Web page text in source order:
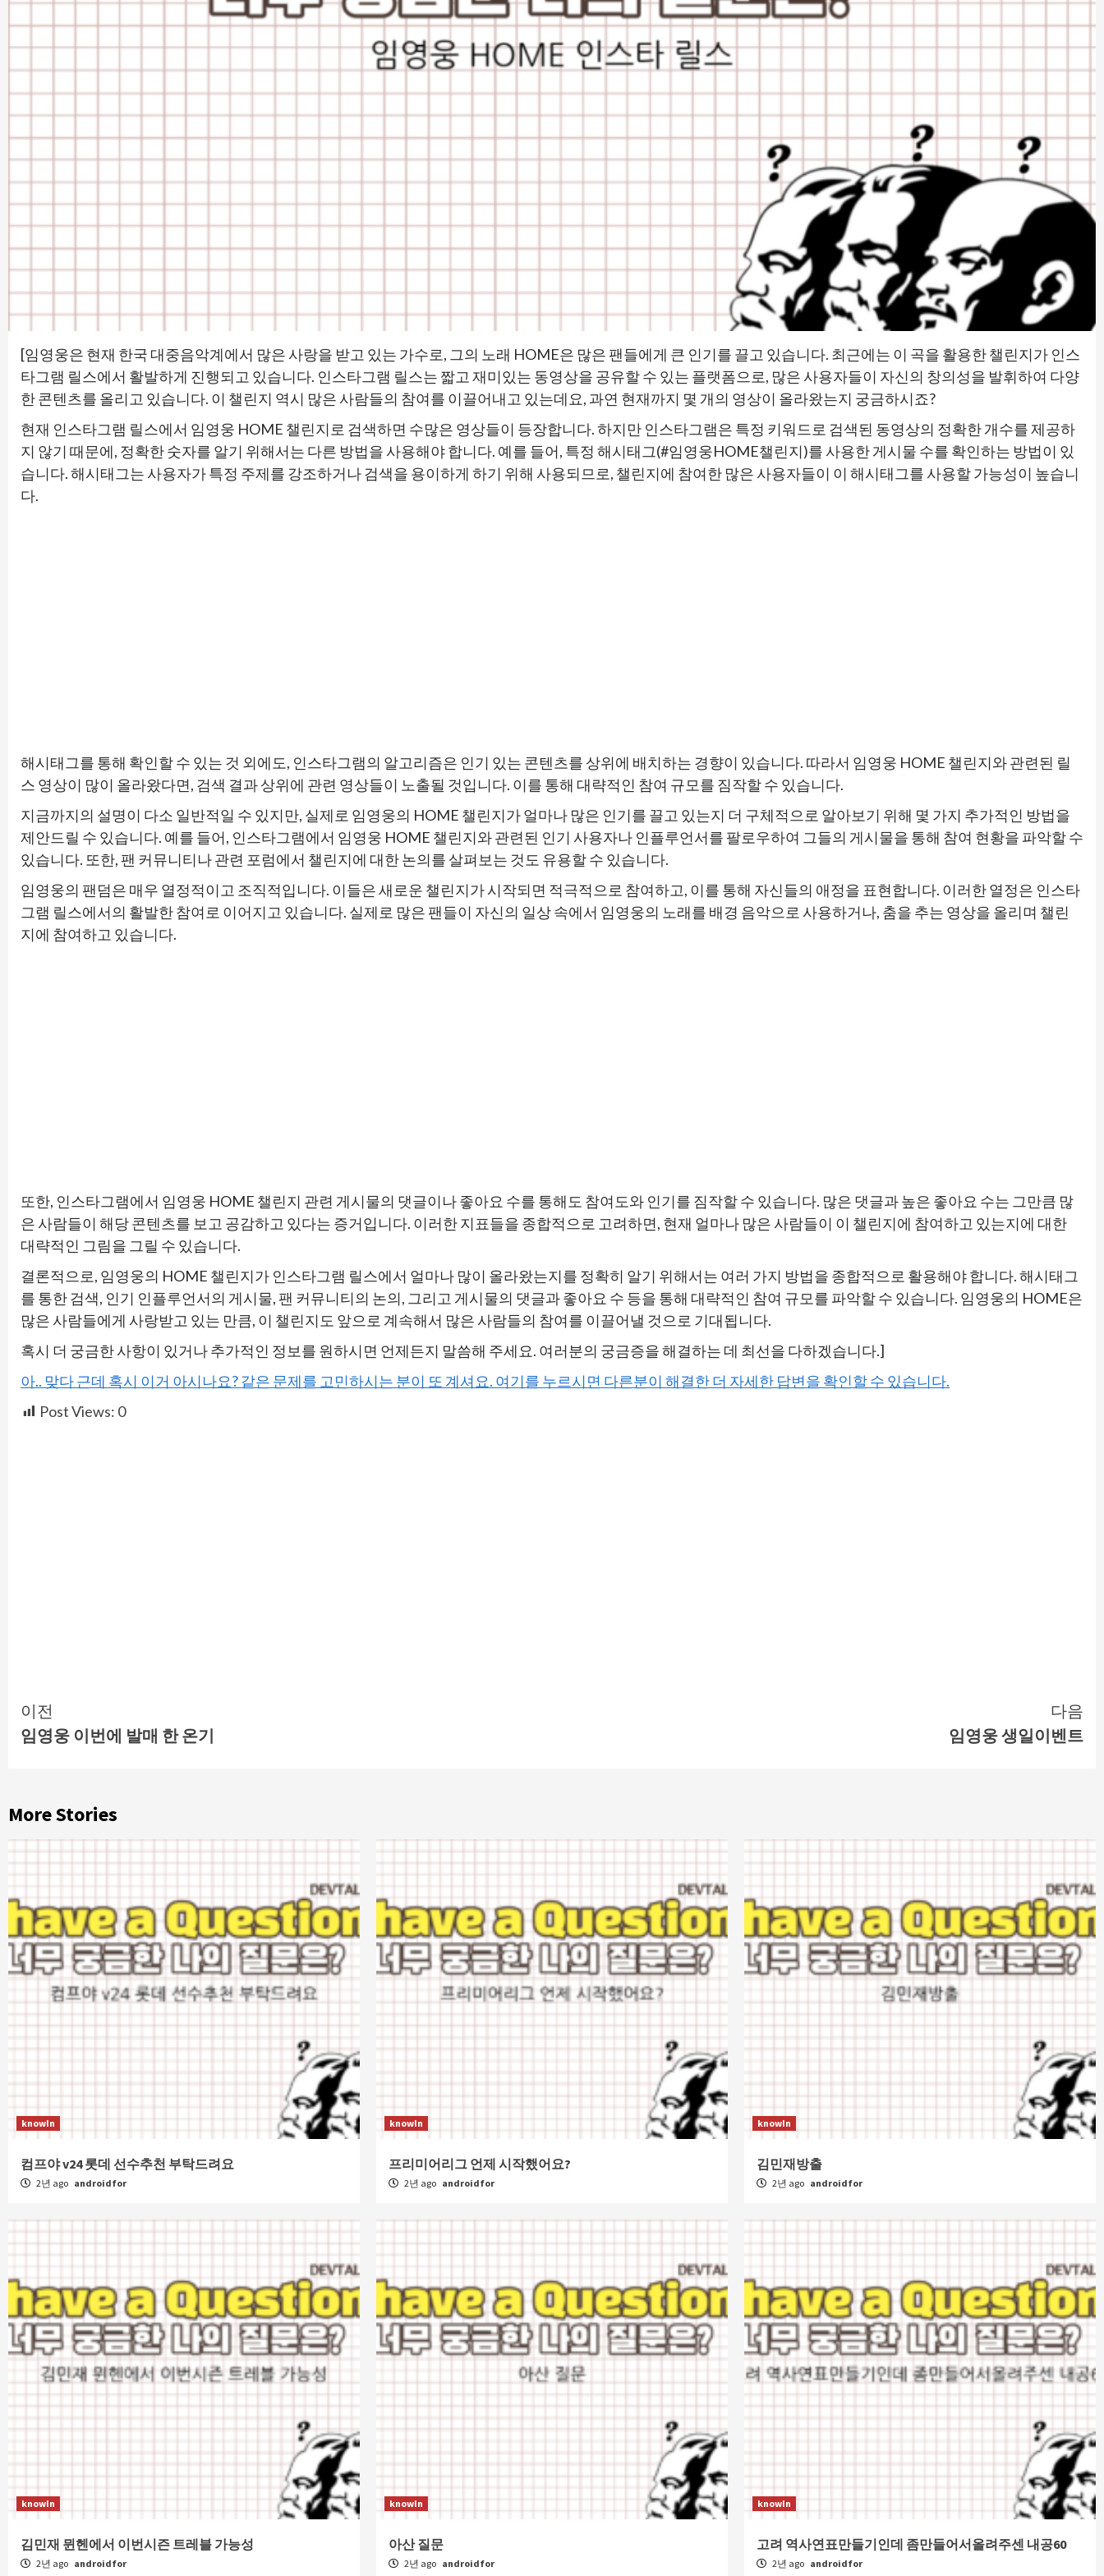
[임영웅은 현재 한국 대중음악계에서 많은 사랑을 받고 있는 가수로, 그의 노래 HOME은 많은 팬들에게 큰 인기를 끌고 있습니다. 최근에는 이 곡을 활용한 챌린지가 인스
타그램 릴스에서 활발하게 진행되고 있습니다. 인스타그램 릴스는 짧고 재미있는 동영상을 공유할 수 있는 플랫폼으로, 많은 사용자들이 자신의 창의성을 발휘하여 다양
한 콘텐츠를 올리고 있습니다. 이 챌린지 역시 많은 사람들의 참여를 이끌어내고 있는데요, 과연 현재까지 몇 개의 영상이 올라왔는지 궁금하시죠?
현재 인스타그램 릴스에서 임영웅 HOME 챌린지로 검색하면 수많은 영상들이 등장합니다. 하지만 인스타그램은 특정 키워드로 검색된 동영상의 정확한 개수를 제공하
지 않기 때문에, 정확한 숫자를 알기 위해서는 다른 방법을 사용해야 합니다. 예를 들어, 특정 해시태그(#임영웅HOME챌린지)를 사용한 게시물 수를 확인하는 방법이 있
습니다. 해시태그는 사용자가 특정 주제를 강조하거나 검색을 용이하게 하기 위해 사용되므로, 챌린지에 참여한 많은 사용자들이 이 해시태그를 사용할 가능성이 높습니
다.
해시태그를 통해 확인할 수 있는 것 외에도, 인스타그램의 알고리즘은 인기 있는 콘텐츠를 상위에 배치하는 경향이 있습니다. 따라서 임영웅 HOME 챌린지와 관련된 릴
스 영상이 많이 올라왔다면, 검색 결과 상위에 관련 영상들이 노출될 것입니다. 이를 통해 대략적인 참여 규모를 짐작할 수 있습니다.
지금까지의 설명이 다소 일반적일 수 있지만, 실제로 임영웅의 HOME 챌린지가 얼마나 많은 인기를 끌고 있는지 더 구체적으로 알아보기 위해 몇 가지 추가적인 방법을
제안드릴 수 있습니다. 예를 들어, 인스타그램에서 임영웅 HOME 챌린지와 관련된 인기 사용자나 인플루언서를 팔로우하여 그들의 게시물을 통해 참여 현황을 파악할 수
있습니다. 또한, 팬 커뮤니티나 관련 포럼에서 챌린지에 대한 논의를 살펴보는 것도 유용할 수 있습니다.
임영웅의 팬덤은 매우 열정적이고 조직적입니다. 이들은 새로운 챌린지가 시작되면 적극적으로 참여하고, 이를 통해 자신들의 애정을 표현합니다. 이러한 열정은 인스타
그램 릴스에서의 활발한 참여로 이어지고 있습니다. 실제로 많은 팬들이 자신의 일상 속에서 임영웅의 노래를 배경 음악으로 사용하거나, 춤을 추는 영상을 올리며 챌린
지에 참여하고 있습니다.
또한, 인스타그램에서 임영웅 HOME 챌린지 관련 게시물의 댓글이나 좋아요 수를 통해도 참여도와 인기를 짐작할 수 있습니다. 많은 댓글과 높은 좋아요 수는 그만큼 많
은 사람들이 해당 콘텐츠를 보고 공감하고 있다는 증거입니다. 이러한 지표들을 종합적으로 고려하면, 현재 얼마나 많은 사람들이 이 챌린지에 참여하고 있는지에 대한
대략적인 그림을 그릴 수 있습니다.
결론적으로, 임영웅의 HOME 챌린지가 인스타그램 릴스에서 얼마나 많이 올라왔는지를 정확히 알기 위해서는 여러 가지 방법을 종합적으로 활용해야 합니다. 해시태그
를 통한 검색, 인기 인플루언서의 게시물, 팬 커뮤니티의 논의, 그리고 게시물의 댓글과 좋아요 수 등을 통해 대략적인 참여 규모를 파악할 수 있습니다. 임영웅의 HOME은
많은 사람들에게 사랑받고 있는 만큼, 이 챌린지도 앞으로 계속해서 많은 사람들의 참여를 이끌어낼 것으로 기대됩니다.
혹시 더 궁금한 사항이 있거나 추가적인 정보를 원하시면 언제든지 말씀해 주세요. 여러분의 궁금증을 해결하는 데 최선을 다하겠습니다.]
아.. 맞다 근데 혹시 이거 아시나요? 같은 문제를 고민하시는 분이 또 계셔요. 여기를 누르시면 다른분이 해결한 더 자세한 답변을 확인할 수 있습니다.
Post Views: 0
Continue
Reading
이전
임영웅 이번에 발매 한 온기
다음
임영웅 생일이벤트
More Stories
knowIn
컴프야 v24 롯데 선수추천 부탁드려요
2년 ago androidfor
knowIn
프리미어리그 언제 시작했어요?
2년 ago androidfor
knowIn
김민재방출
2년 ago androidfor
knowIn
김민재 뮌헨에서 이번시즌 트레블 가능성
2년 ago androidfor
knowIn
아산 질문
2년 ago androidfor
knowIn
고려 역사연표만들기인데 좀만들어서올려주센 내공60
2년 ago androidfor